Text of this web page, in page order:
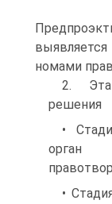
номами
2.
решения
•
орган
•